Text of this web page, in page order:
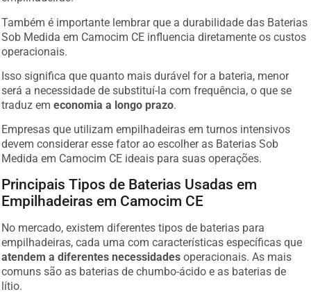
Também é importante lembrar que a durabilidade das Baterias
Sob Medida em Camocim CE influencia diretamente os custos
operacionais.
Isso significa que quanto mais durável for a bateria, menor
será a necessidade de substituí-la com frequência, o que se
traduz em economia a longo prazo
Empresas que utilizam empilhadeiras em turnos intensivos
devem considerar esse fator ao escolher as Baterias Sob
Medida em Camocim CE ideais para suas operações.
Principais Tipos de Baterias Usadas em
Empilhadeiras em Camocim CE
No mercado, existem diferentes tipos de baterias para
empilhadeiras, cada uma com características específicas que
atendem a diferentes necessidades operacionais. As mais
comuns são as baterias de chumbo-ácido e as baterias de
lítio.